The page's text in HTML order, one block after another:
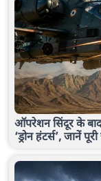
ऑपरेशन सिंदूर के बाद
‘ड्रोन हंटर्स’, जानें